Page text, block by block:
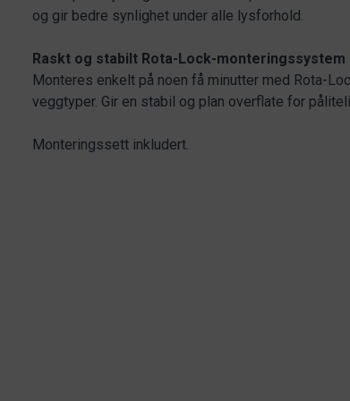
og gir bedre synlighet under alle lysforhold.
Raskt og stabilt Rota-Lock-monteringssystem
Monteres enkelt på noen få minutter med Rota-
veggtyper. Gir en stabil og plan overflate for
Monteringssett inkludert.